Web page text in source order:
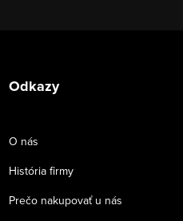
Odkazy
O nás
História firmy
Prečo nakupovať u nás